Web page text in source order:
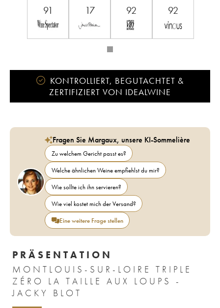
91 17 92 92
KONTROLLIERT, BEGUTACHTET &
ZERTIFIZIERT VON IDEALWINE
Fragen Sie Margaux, unsere KI-Sommelière
Zu welchem Gericht passt es?
Welche ähnlichen Weine empfiehlst du mir?
Wie sollte ich ihn servieren?
Wie viel kostet mich der Versand?
Eine weitere Frage stellen
PRÄSENTATION
MONTLOUIS-SUR-LOIRE TRIPLE
ZÉRO LA TAILLE AUX LOUPS -
JACKY BLOT